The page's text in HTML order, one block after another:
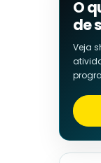
O
de
Veja